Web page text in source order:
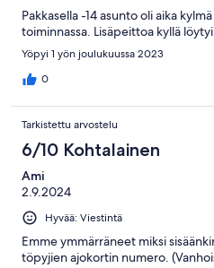
Pakkasella -14 asunto oli aika
toiminnassa. Lisäpeittoa kyllä
Yöpyi 1 yön joulukuussa 2023
0
Tarkistettu arvostelu
6/10 Kohtalainen
Ami
2.9.2024
Hyvää: Viestintä
Emme ymmärräneet miksi
töpyjien ajokortin numero.